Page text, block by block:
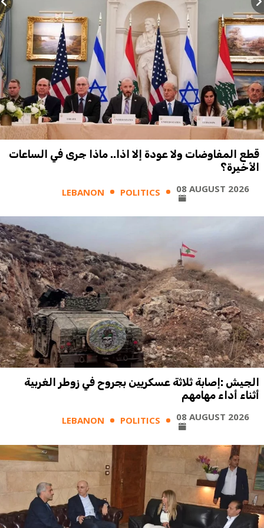
قطع المفاوضات ولا عودة إلا اذا.. ماذا جرى في الساعات
الأخيرة؟
LEBANON POLITICS 08 AUGUST 2026
الجيش :إصابة ثلاثة عسكريين بجروح في زوطر الغربية
أثناء أداء مهامهم
LEBANON POLITICS 08 AUGUST 2026